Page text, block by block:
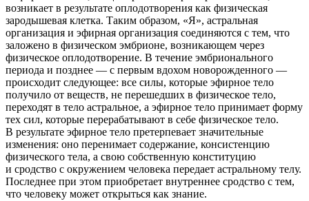
возникает в результате оплодотворения как физическая
зародышевая клетка. Таким образом, «Я», астральная
организация и эфирная организация соединяются с тем, что
заложено в физическом эмбрионе, возникающем через
физическое оплодотворение. В течение эмбрионального
периода и позднее — с первым вдохом новорожденного —
происходит следующее: все силы, которые эфирное тело
получило от веществ, не перешедших в физическое тело,
переходят в тело астральное, а эфирное тело принимает форму
тех сил, которые перерабатывают в себе физическое тело.
В результате эфирное тело претерпевает значительные
изменения: оно перенимает содержание, консистенцию
физического тела, а свою собственную конституцию
и сродство с окружением человека передает астральному телу.
Последнее при этом приобретает внутреннее сродство с тем,
что человеку может открыться как знание.